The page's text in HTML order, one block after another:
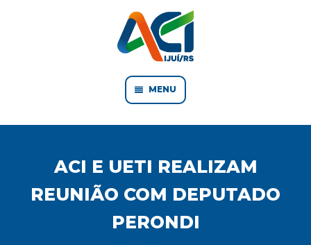
MENU
ACI E UETI REALIZAM
REUNIÃO COM DEPUTADO
PERONDI